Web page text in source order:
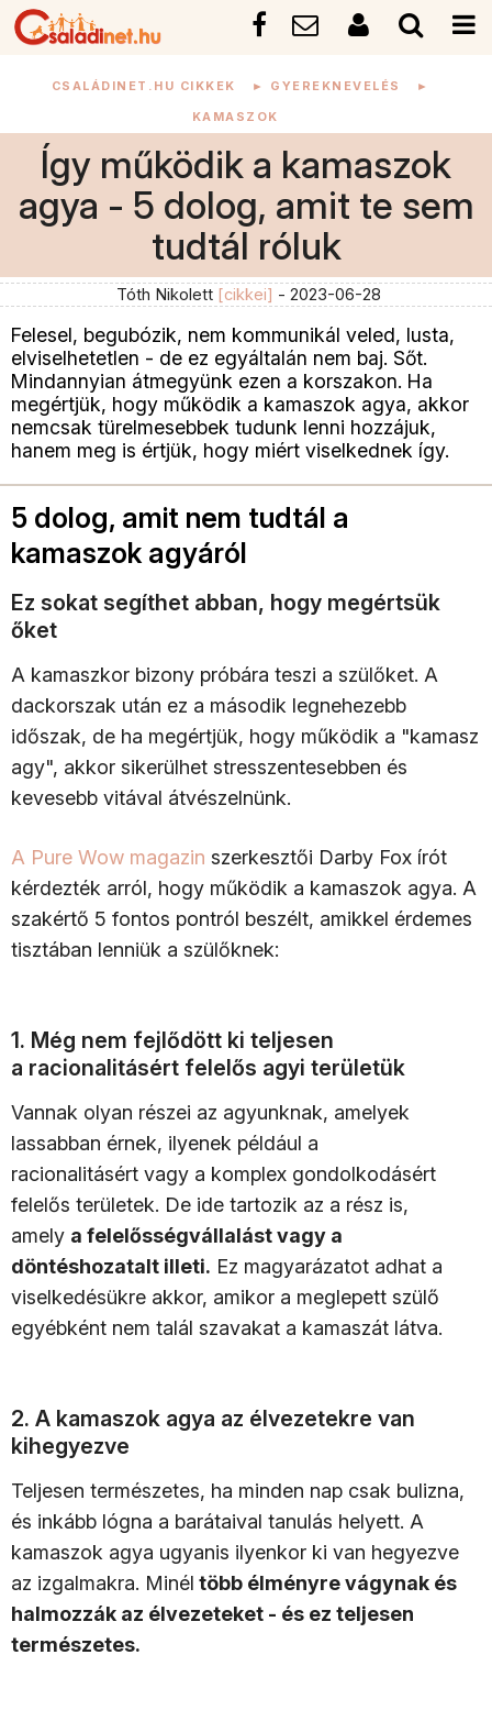
CSALÁDINET.HU CIKKEK ► GYEREKNEVELÉS ►
KAMASZOK
Így működik a kamaszok
agya - 5 dolog, amit te sem
tudtál róluk
Tóth Nikolett [cikkei] - 2023-06-28
Felesel, begubózik, nem kommunikál veled, lusta,
elviselhetetlen - de ez egyáltalán nem baj. Sőt.
Mindannyian átmegyünk ezen a korszakon. Ha
megértjük, hogy működik a kamaszok agya, akkor
nemcsak türelmesebbek tudunk lenni hozzájuk,
hanem meg is értjük, hogy miért viselkednek így.
5 dolog, amit nem tudtál a
kamaszok agyáról
Ez sokat segíthet abban, hogy megértsük
őket
A kamaszkor bizony próbára teszi a szülőket. A
dackorszak után ez a második legnehezebb
időszak, de ha megértjük, hogy működik a "kamasz
agy", akkor sikerülhet stresszentesebben és
kevesebb vitával átvészelnünk.
A Pure Wow magazin szerkesztői Darby Fox írót
kérdezték arról, hogy működik a kamaszok agya. A
szakértő 5 fontos pontról beszélt, amikkel érdemes
tisztában lenniük a szülőknek:
1. Még nem fejlődött ki teljesen
a racionalitásért felelős agyi területük
Vannak olyan részei az agyunknak, amelyek
lassabban érnek, ilyenek például a
racionalitásért vagy a komplex gondolkodásért
felelős területek. De ide tartozik az a rész is,
amely a felelősségvállalást vagy a
döntéshozatalt illeti. Ez magyarázatot adhat a
viselkedésükre akkor, amikor a meglepett szülő
egyébként nem talál szavakat a kamaszát látva.
2. A kamaszok agya az élvezetekre van
kihegyezve
Teljesen természetes, ha minden nap csak bulizna,
és inkább lógna a barátaival tanulás helyett. A
kamaszok agya ugyanis ilyenkor ki van hegyezve
az izgalmakra. Minél több élményre vágynak és
halmozzák az élvezeteket - és ez teljesen
természetes.